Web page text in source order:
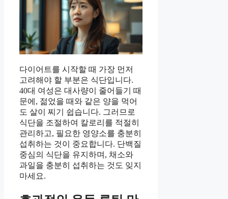
다이어트를 시작할 때 가장 먼저
고려해야 할 부분은 식단입니다.
40대 여성은 대사량이 줄어들기 때
문에, 젊었을 때와 같은 양을 먹어
도 살이 찌기 쉽습니다. 그러므로
식단을 조절하여 칼로리를 적절히
관리하고, 필요한 영양소를 충분히
섭취하는 것이 중요합니다. 단백질
중심의 식단을 유지하며, 채소와
과일을 충분히 섭취하는 것도 잊지
마세요.